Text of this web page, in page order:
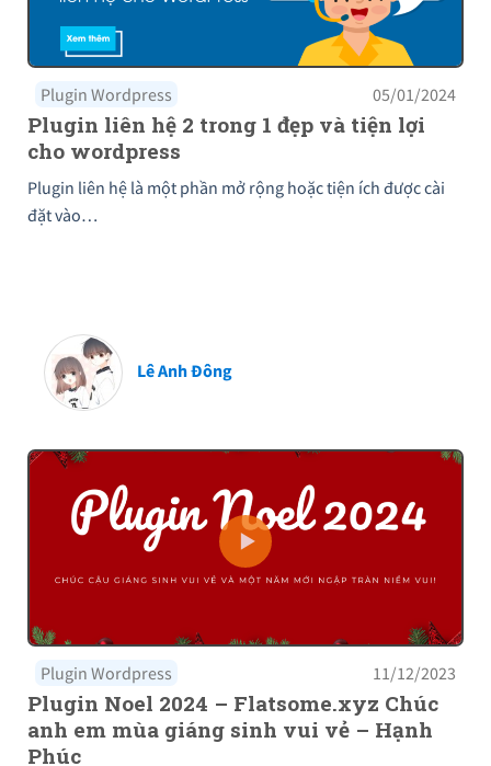
Plugin Wordpress 05/01/2024
Plugin liên hệ 2 trong 1 đẹp và tiện lợi
cho wordpress
Plugin liên hệ là một phần mở rộng hoặc tiện ích được cài
đặt vào…
Lê Anh Đông
Plugin Wordpress 11/12/2023
Plugin Noel 2024 – Flatsome.xyz Chúc
anh em mùa giáng sinh vui vẻ – Hạnh
Phúc